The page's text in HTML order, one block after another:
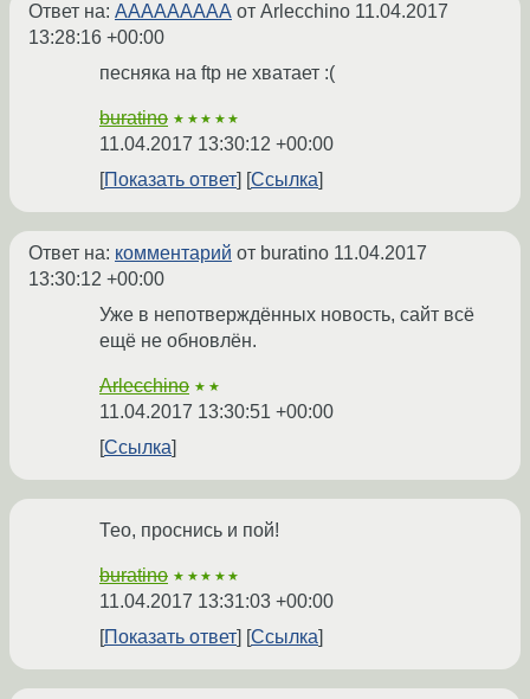
Ответ на: ААААААААА от Arlecchino 11.04.2017
13:28:16 +00:00
песняка на ftp не хватает :(
buratino ★★★★★
11.04.2017 13:30:12 +00:00
Показать ответ
Ссылка
Ответ на: комментарий от buratino 11.04.2017
13:30:12 +00:00
Уже в непотверждённых новость, сайт всё
ещё не обновлён.
Arlecchino ★★
11.04.2017 13:30:51 +00:00
Ссылка
Тео, проснись и пой!
buratino ★★★★★
11.04.2017 13:31:03 +00:00
Показать ответ
Ссылка